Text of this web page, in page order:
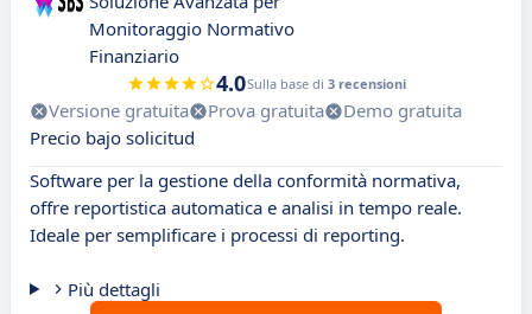
Monitoraggio Normativo
Finanziario
4.0Sulla base di 3 recensioni
Versione gratuita Prova gratuita
Demo gratuita
Precio bajo solicitud
Software per la gestione della conformità normativa,
offre reportistica automatica e analisi in tempo reale.
Ideale per semplificare i processi di reporting.
Più dettagli